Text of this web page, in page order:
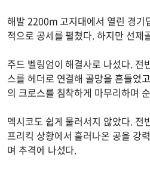
해발 2200m 고지대에서 열린 경기
적으로 공세를 펼쳤다. 하지만 선제
주드 벨링엄이 해결사로 나섰다. 전
스를 헤더로 연결해 골망을 흔들었
의 크로스를 침착하게 마무리하며
멕시코도 쉽게 물러서지 않았다. 전
프리킥 상황에서 흘러나온 공을 강
며 추격에 나섰다.